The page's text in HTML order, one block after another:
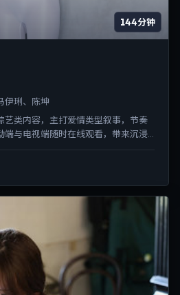
144分钟
伊琍、陈坤
艺类内容，主打爱情类型叙事，节奏
端与电视端随时在线观看，带来沉浸